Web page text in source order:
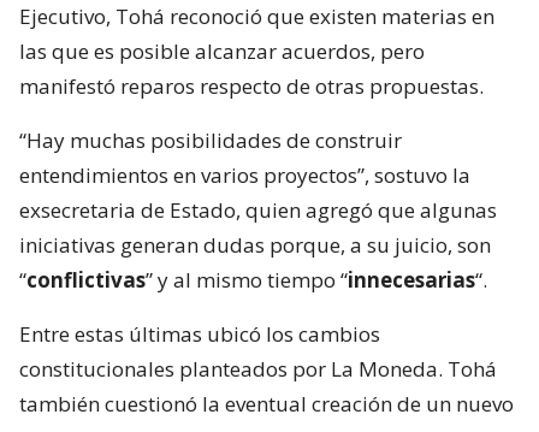
Ejecutivo, Tohá reconoció que existen materias en
las que es posible alcanzar acuerdos, pero
manifestó reparos respecto de otras propuestas.
“Hay muchas posibilidades de construir
entendimientos en varios proyectos”, sostuvo la
exsecretaria de Estado, quien agregó que algunas
iniciativas generan dudas porque, a su juicio, son
“conflictivas” y al mismo tiempo “innecesarias“.
Entre estas últimas ubicó los cambios
constitucionales planteados por La Moneda. Tohá
también cuestionó la eventual creación de un nuevo